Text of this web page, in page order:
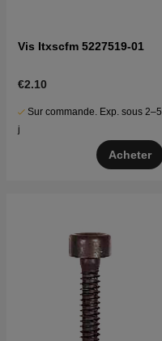
Vis Itxscfm 5227519-01
€2.10
Sur commande. Exp. sous 2–5
j
Acheter